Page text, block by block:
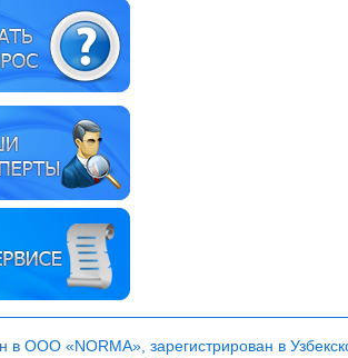
в ООО «NORMA», зарегистрирован в